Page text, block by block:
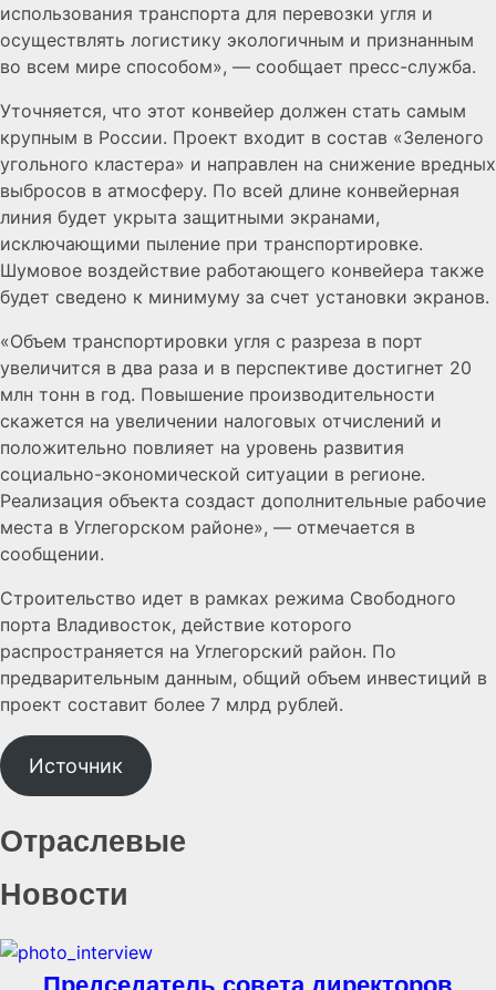
использования транспорта для перевозки угля и
осуществлять логистику экологичным и признанным
во всем мире способом», — сообщает пресс-служба.
Уточняется, что этот конвейер должен стать самым
крупным в России. Проект входит в состав «Зеленого
угольного кластера» и направлен на снижение вредных
выбросов в атмосферу. По всей длине конвейерная
линия будет укрыта защитными экранами,
исключающими пыление при транспортировке.
Шумовое воздействие работающего конвейера также
будет сведено к минимуму за счет установки экранов.
«Объем транспортировки угля с разреза в порт
увеличится в два раза и в перспективе достигнет 20
млн тонн в год. Повышение производительности
скажется на увеличении налоговых отчислений и
положительно повлияет на уровень развития
социально-экономической ситуации в регионе.
Реализация объекта создаст дополнительные рабочие
места в Углегорском районе», — отмечается в
сообщении.
Строительство идет в рамках режима Свободного
порта Владивосток, действие которого
распространяется на Углегорский район. По
предварительным данным, общий объем инвестиций в
проект составит более 7 млрд рублей.
Источник
Отраслевые
Новости